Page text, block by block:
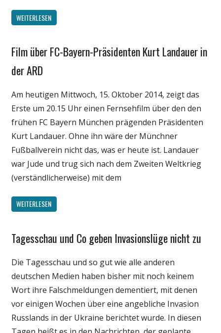
WEITERLESEN
Gesellschaft
Sport
Unterhaltung
Webfundstück
Wissenschaft
Film über FC-Bayern-Präsidenten Kurt Landauer in
der ARD
Am heutigen Mittwoch, 15. Oktober 2014, zeigt das
Erste um 20.15 Uhr einen Fernsehfilm über den den
frühen FC Bayern München prägenden Präsidenten
Kurt Landauer. Ohne ihn wäre der Münchner
Fußballverein nicht das, was er heute ist. Landauer
war Jude und trug sich nach dem Zweiten Weltkrieg
(verständlicherweise) mit dem
WEITERLESEN
Gesellschaft
Medien
Politik
Tagesschau und Co geben Invasionslüge nicht zu
Die Tagesschau und so gut wie alle anderen
deutschen Medien haben bisher mit noch keinem
Wort ihre Falschmeldungen dementiert, mit denen
vor einigen Wochen über eine angebliche Invasion
Russlands in der Ukraine berichtet wurde. In diesen